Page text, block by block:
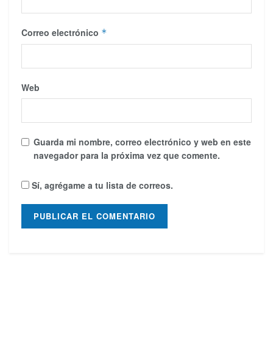
Correo electrónico *
Web
Guarda mi nombre, correo electrónico y web en este
navegador para la próxima vez que comente.
Sí, agrégame a tu lista de correos.